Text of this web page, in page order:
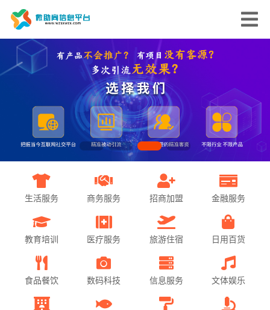
生活服务 商务服务 招商加盟 金融服务
教育培训 医疗服务 旅游住宿 日用百货
食品餐饮 数码科技 信息服务 文体娱乐